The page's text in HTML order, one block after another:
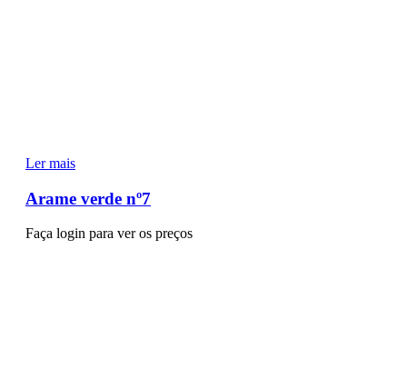
Ler mais
Arame verde nº7
Faça login para ver os preços